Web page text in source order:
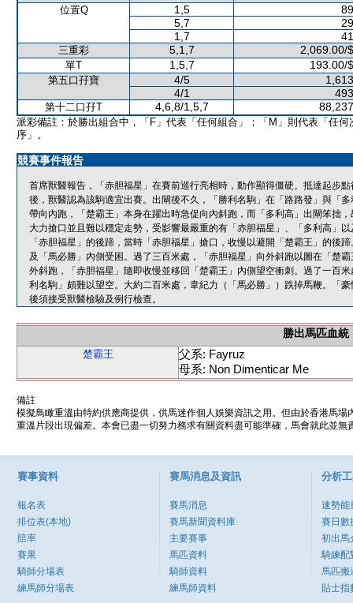
位置Q 1,5
5,7
1,7
三重彩 5,1,7 2,069.00/
單T 1,5,7 193.00/
第五口孖寶 4/5
4/1
第十二口孖T 4,6,8/1,5,7
派彩備註：於勝出組合中，「F」代表「任何組合」；「M」則代表「任何
序」。
競賽事件報告
首席獸醫報告，「赤胆福星」在賽前巡行亮相時，動作顯得僵硬。抵達起步
後，獸醫認為該駒適宜出賽。出閘後不久，「勝利名駒」在「路路發」與「
帶向內跑，「楚霸王」本身在躍出時急促向內斜跑，而「多利高」出閘笨拙
大力搶口並且難以穩定走勢，受影響最嚴重的有「赤胆福星」、「多利高」
「赤胆福星」的後蹄，當時「赤胆福星」搶口，收慢以避開「楚霸王」的後
及「馬必勝」內側受困。過了三百米處，「赤胆福星」向外斜跑以圖在「楚
外斜跑，「赤胆福星」隨即收慢並移回「楚霸王」內側望空衝刺。過了一百
利名駒」頗難以望空。大約二百米處，韋紀力（「馬必勝」）跌掉馬鞭。「
後須接受獸醫檢驗及例行檢查。
勝出馬匹血統
楚霸王
父系: Fayruz
母系: Non Dimenticar Me
備註
模擬鳥瞰重溫由特約供應商提供，供馬迷作個人娛樂資訊之用。但由於香港馬
重溫片段出現偏差。本會已盡一切努力務求有關資料盡可能準確，馬會就此並
賽事資料
報名表
排位表(本地)
賠率
賽果
騎師分場表
練馬師分場表
賽馬消息及資訊
賽馬消息
賽馬新聞資料庫
主要賽事
馬匹資料
騎師資料
練馬師資料
分析
速勢能
賽日數
初出馬
騎練配
馬匹搬
貼士指